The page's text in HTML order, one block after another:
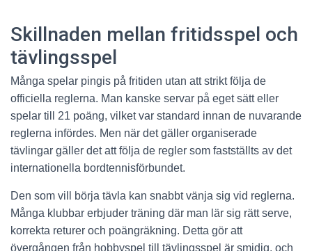
Skillnaden mellan fritidsspel och
tävlingsspel
Många spelar pingis på fritiden utan att strikt följa de
officiella reglerna. Man kanske servar på eget sätt eller
spelar till 21 poäng, vilket var standard innan de nuvarande
reglerna infördes. Men när det gäller organiserade
tävlingar gäller det att följa de regler som fastställts av det
internationella bordtennisförbundet.
Den som vill börja tävla kan snabbt vänja sig vid reglerna.
Många klubbar erbjuder träning där man lär sig rätt serve,
korrekta returer och poängräkning. Detta gör att
övergången från hobbyspel till tävlingsspel är smidig, och